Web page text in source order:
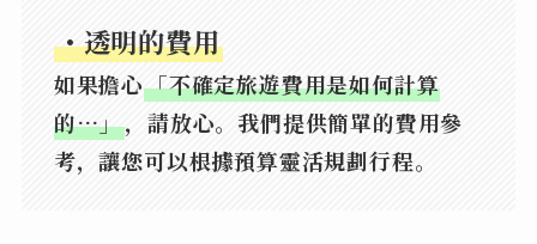
・透明的費用
如果擔心「不確定旅遊費用是如何計算
的…」，請放心。我們提供簡單的費用參
考，讓您可以根據預算靈活規劃行程。